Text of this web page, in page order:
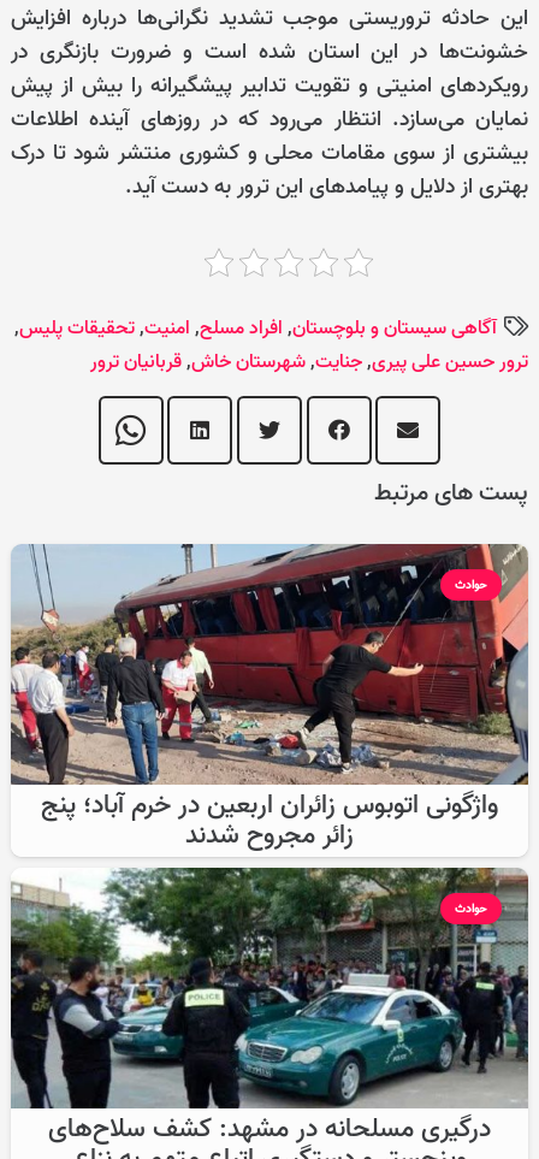
این حادثه تروریستی موجب تشدید نگرانی‌ها درباره افزایش
خشونت‌ها در این استان شده است و ضرورت بازنگری در
رویکردهای امنیتی و تقویت تدابیر پیشگیرانه را بیش از پیش
نمایان می‌سازد. انتظار می‌رود که در روزهای آینده اطلاعات
بیشتری از سوی مقامات محلی و کشوری منتشر شود تا درک
بهتری از دلایل و پیامدهای این ترور به دست آید.
آگاهی سیستان و بلوچستان,افراد مسلح,امنیت,تحقیقات پلیس,
ترور حسین علی پیری,جنایت,شهرستان خاش,قربانیان ترور
پست های مرتبط
حوادث
واژگونی اتوبوس زائران اربعین در خرم آباد؛ پنج
زائر مجروح شدند
حوادث
درگیری مسلحانه در مشهد: کشف سلاح‌های